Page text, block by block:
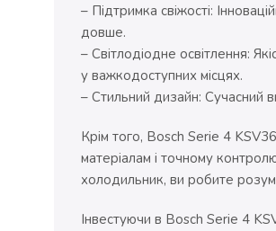
– Підтримка свіжості:
довше.
– Світлодіодне освітлення:
у важкодоступних місцях.
– Стильний дизайн: Сучасний
Крім того, Bosch Serie 4
матеріалам і точному
холодильник, ви робите
Інвестуючи в Bosch Serie 4